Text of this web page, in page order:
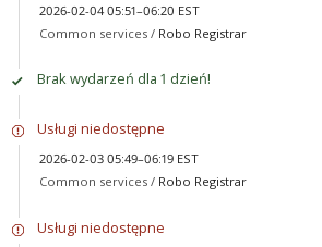
2026-02-04 05:51–06:20 EST
Common services / Robo Registrar
Brak wydarzeń dla 1 dzień!
Usługi niedostępne
2026-02-03 05:49–06:19 EST
Common services / Robo Registrar
Usługi niedostępne